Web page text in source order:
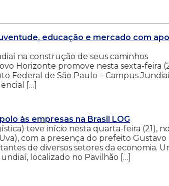
educação e mercado com
na construção de seus caminhos
Horizonte promove nesta sexta-feira
Federal de São Paulo – Campus
[…]
às empresas na Brasil LOG
teve início nesta quarta-feira (21), no
com a presença do prefeito Gustavo
de diversos setores da economia.
localizado no Pavilhão […]